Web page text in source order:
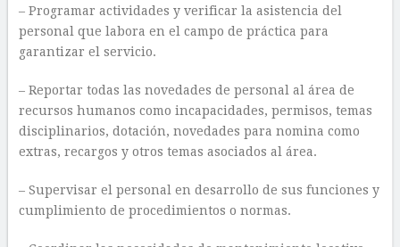
– Programar actividades y verificar la asistencia del
personal que labora en el campo de práctica para
garantizar el servicio.
– Reportar todas las novedades de personal al área de
recursos humanos como incapacidades, permisos, temas
disciplinarios, dotación, novedades para nomina como
extras, recargos y otros temas asociados al área.
– Supervisar el personal en desarrollo de sus funciones y
cumplimiento de procedimientos o normas.